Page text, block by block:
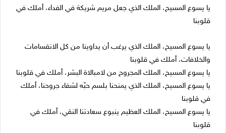
يا يسوع المسيح، الملك الذي جعل مريم شريكة في الفداء، أملك في
قلوبنا
يا يسوع المسيح، الملك الذي يرغب أن يداوينا من كل الانقسامات
والخلافات، أملك في قلوبنا
يا يسوع المسيح، الملك المجروح من لامبالاة البشر، أملك في قلوبنا
يا يسوع المسيح، الملك الذي يمنحنا بلسم حبّه لشفاء جروحنا، أملك
في قلوبنا
يا يسوع المسيح، الملك العظيم ينبوع سعادتنا النقي، أملك في
قلوبنا